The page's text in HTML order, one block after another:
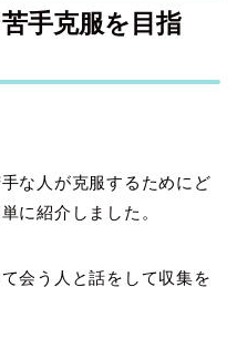
手克服を目指
な人が克服するためにど
に紹介しました。
会う人と話をして収集を